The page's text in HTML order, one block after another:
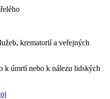
krematorií a veřejných
k úmrtí nebo k nálezu lidských